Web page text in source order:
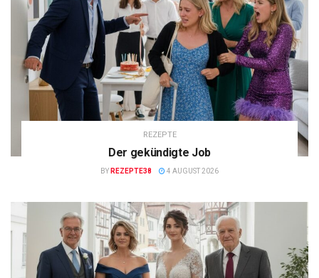
REZEPTE
Der gekündigte Job
BY REZEPTE38 4 AUGUST 2026